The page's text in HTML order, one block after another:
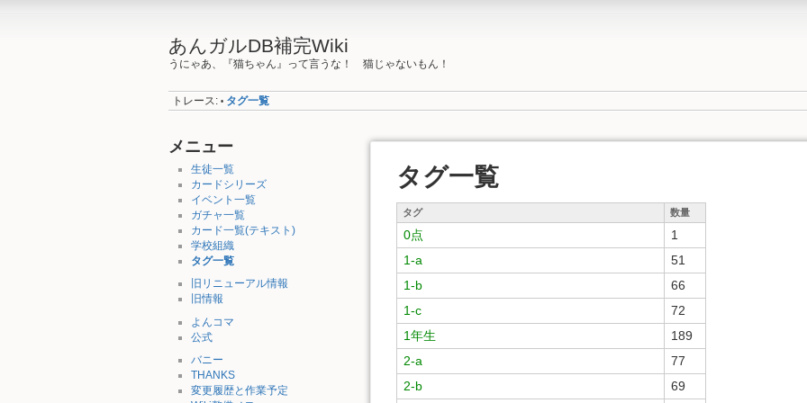
あんガルDB補完Wiki
うにゃあ、『猫ちゃん』って言うな！ 猫じゃないもん！
トレース: • タグ一覧
メニュー
生徒一覧
カードシリーズ
イベント一覧
ガチャ一覧
カード一覧(テキスト)
学校組織
タグ一覧
旧リニューアル情報
旧情報
よんコマ
公式
バニー
THANKS
変更履歴と作業予定
タグ一覧
タグ 数量
0点
1
1-a
51
1-b
66
1-c
72
1年生
189
2-a
77
2-b
69